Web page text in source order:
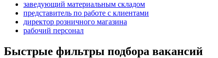
заведующий материальным складом
представитель по работе с клиентами
директор розничного магазина
рабочий персонал
Быстрые фильтры подбора вакансий